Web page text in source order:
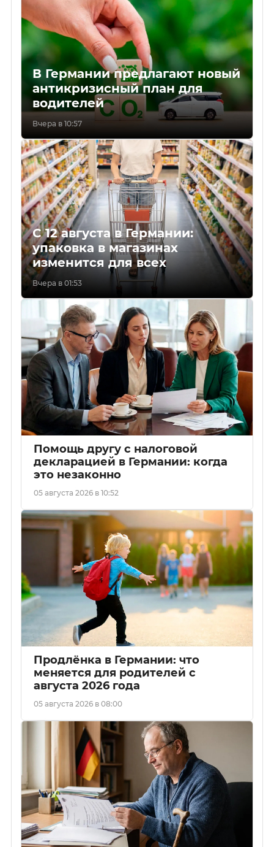
В Германии предлагают новый
антикризисный план для
водителей
Вчера в 10:57
С 12 августа в Германии:
упаковка в магазинах
изменится для всех
Вчера в 01:53
Помощь другу с налоговой
декларацией в Германии: когда
это незаконно
05 августа 2026 в 10:52
Продлёнка в Германии: что
меняется для родителей с
августа 2026 года
05 августа 2026 в 08:00